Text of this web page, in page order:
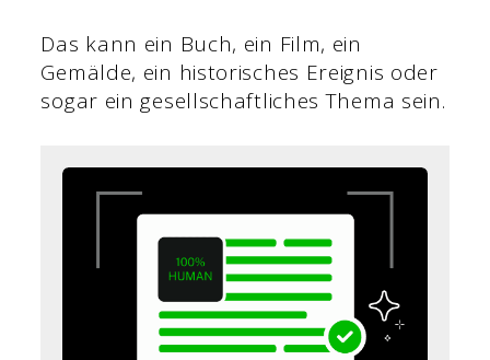
Das kann ein Buch, ein Film, ein
Gemälde, ein historisches Ereignis oder
sogar ein gesellschaftliches Thema sein.